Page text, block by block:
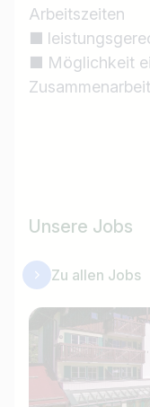
Arbeitszeiten
■
■ Möglichkeit
Zusammenarbeit
Unsere Jobs
Zu allen Jobs